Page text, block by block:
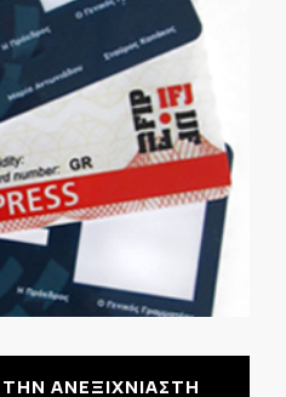
ΑΝΕΞΙΧΝΙΑΣΤΗ